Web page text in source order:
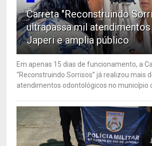
Carreta "Reconstruindo
ultrapassa mil
Japeri e amplia público
Em apenas 15 dias de funcionamento, a
“Reconstruindo Sorrisos” já realizou mais
atendimentos odontológicos no município